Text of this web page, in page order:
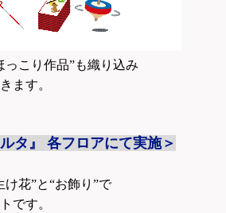
こり作品”も織り込み
ます。
タ』 各フロアにて実施＞
花”と“お飾り”で
です。